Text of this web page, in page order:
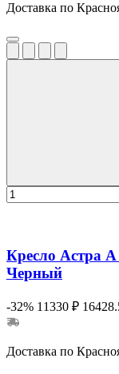
Доставка по
Кресло Астра
Черный
-32% 11330 ₽
Доставка по